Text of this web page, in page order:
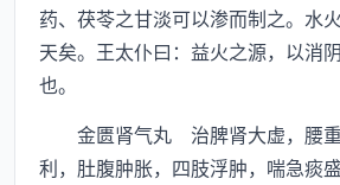
药、茯苓之甘淡可以渗而制之。水
天矣。王太仆曰：益火之源，以消
也。
金匮肾气丸 治脾肾大虚，腰重
利，肚腹肿胀，四肢浮肿，喘急痰